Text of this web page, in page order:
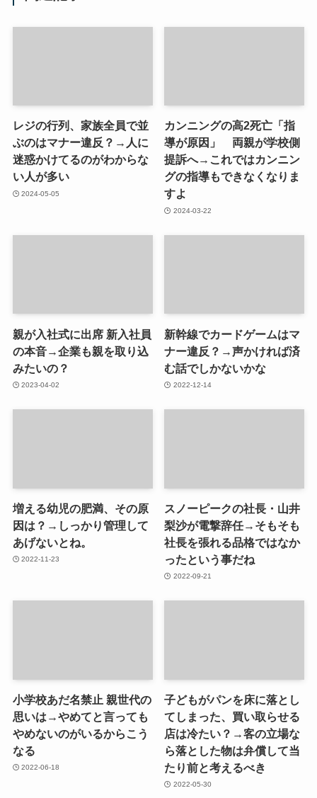
レジの行列、家族全員で並
ぶのはマナー違反？→人に
迷惑かけてるのがわからな
い人が多い
2024-05-05
カンニングの高2死亡「指
導が原因」 両親が学校側
提訴へ→これではカンニン
グの指導もできなくなりま
すよ
2024-03-22
親が入社式に出席 新入社員
の本音→企業も親を取り込
みたいの？
2023-04-02
新幹線でカードゲームはマ
ナー違反？→声かければ済
む話でしかないかな
2022-12-14
増える幼児の肥満、その原
因は？→しっかり管理して
あげないとね。
2022-11-23
スノーピークの社長・山井
梨沙が電撃辞任→そもそも
社長を張れる品格ではなか
ったという事だね
2022-09-21
小学校あだ名禁止 親世代の
思いは→やめてと言っても
やめないのがいるからこう
なる
2022-06-18
子どもがパンを床に落とし
てしまった、買い取らせる
店は冷たい？→客の立場な
ら落とした物は弁償して当
たり前と考えるべき
2022-05-30